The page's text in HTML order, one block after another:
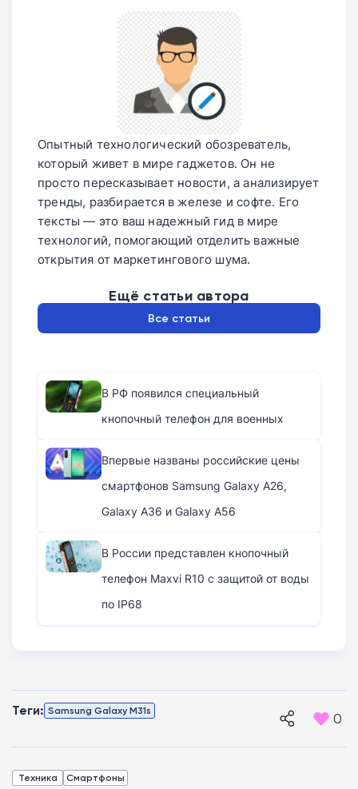
Опытный технологический обозреватель,
который живет в мире гаджетов. Он не
просто пересказывает новости, а анализирует
тренды, разбирается в железе и софте. Его
тексты — это ваш надежный гид в мире
технологий, помогающий отделить важные
открытия от маркетингового шума.
Ещё статьи автора
Все статьи
В РФ появился специальный
кнопочный телефон для военных
Впервые названы российские цены
смартфонов Samsung Galaxy A26,
Galaxy A36 и Galaxy A56
В России представлен кнопочный
телефон Maxvi R10 с защитой от воды
по IP68
Теги: Samsung Galaxy M31s 0
Техника Смартфоны